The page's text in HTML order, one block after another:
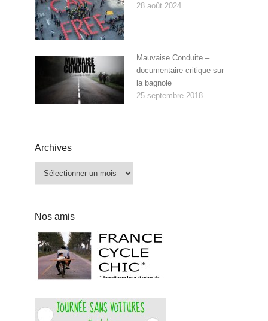
28 août 2024
Mauvaise Conduite –
documentaire critique sur
la bagnole
25 septembre 2018
Archives
Nos amis